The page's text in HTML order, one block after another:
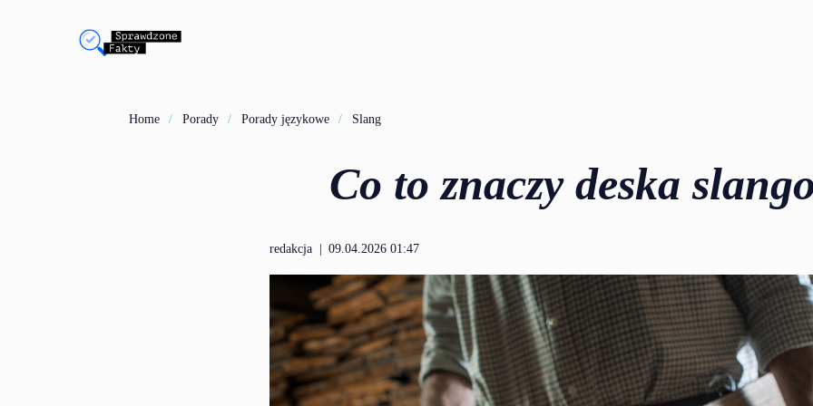
Home Porady Porady językowe Slang
Co to znaczy deska
redakcja | 09.04.2026 01:47